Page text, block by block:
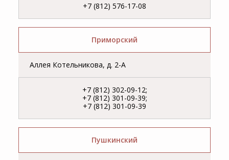
+7 (812) 576-17-08
Приморский
Аллея Котельникова, д. 2-А
+7 (812) 302-09-12;
+7 (812) 301-09-39;
+7 (812) 301-09-39
Пушкинский